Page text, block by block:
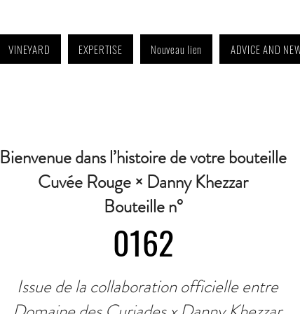
VINEYARD EXPERTISE Nouveau lien ADVICE AND
Bienvenue dans l’histoire de votre bouteille
Cuvée Rouge × Danny Khezzar
Bouteille n°
0162
Issue de la collaboration officielle entre